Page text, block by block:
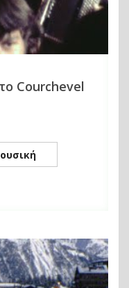
Courchevel